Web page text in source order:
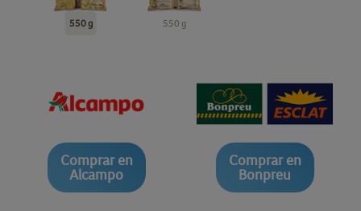
550 g 550 g
Comprar en
Alcampo
Comprar en
Bonpreu